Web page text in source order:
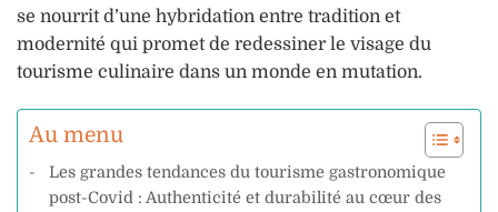
se nourrit d’une hybridation entre tradition et
modernité qui promet de redessiner le visage du
tourisme culinaire dans un monde en mutation.
Au menu
Les grandes tendances du tourisme gastronomique
post-Covid : Authenticité et durabilité au cœur des